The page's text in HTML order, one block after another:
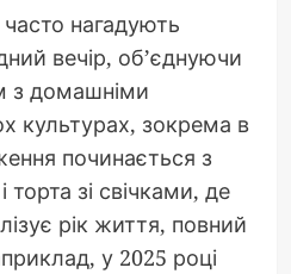
нагадують
вечір, об’єднуючи
з домашніми
культурах, зокрема в
починається з
торта зі свічками, де
рік життя, повний
у 2025 році